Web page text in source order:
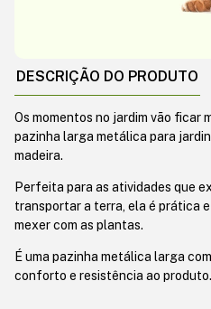
DESCRIÇÃO DO PRODUTO
Os momentos no jardim vão ficar
pazinha larga metálica para
madeira.
Perfeita para as atividades que
transportar a terra, ela é prática
mexer com as plantas.
É uma pazinha metálica larga
conforto e resistência ao produto.